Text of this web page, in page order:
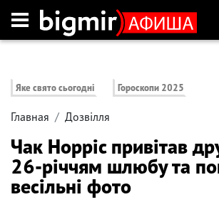
Яке свято сьогодні Гороскопи 2025
Главная Дозвілля
Чак Норріс привітав
26-річчям шлюбу та
весільні фото